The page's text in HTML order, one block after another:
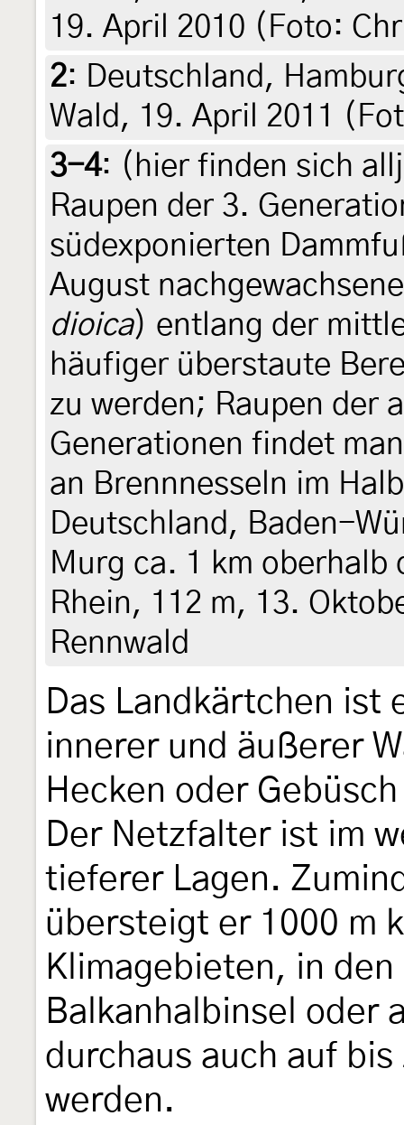
19. April 2010 (Foto:
2: Deutschland,
Wald, 19. April 2011
3-4: (hier finden sich
Raupen der 3.
südexponierten
August
dioica) entlang der
häufiger überstaute
zu werden; Raupen der
Generationen findet
an Brennnesseln im
Deutschland, Baden-
Murg ca. 1 km oberhalb
Rhein, 112 m, 13.
Rennwald
Das Landkärtchen ist
innerer und äußerer
Hecken oder
Der Netzfalter ist im
tieferer Lagen.
übersteigt er 1000 m
Klimagebieten, in
Balkanhalbinsel oder
durchaus auch auf
werden.